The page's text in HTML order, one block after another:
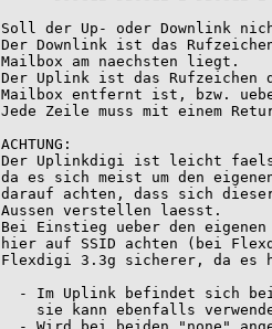
Soll der Up- oder Downlink
Der Downlink ist das
Mailbox am naechsten liegt.
Der Uplink ist das Rufzeichen
Mailbox entfernt ist, bzw.
Jede Zeile muss mit einem
ACHTUNG:
Der Uplinkdigi ist leicht
da es sich meist um den
darauf achten, dass sich
Aussen verstellen laesst.
Bei Einstieg ueber den
hier auf SSID achten (bei
Flexdigi 3.3g sicherer, da es